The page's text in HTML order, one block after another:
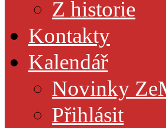
Z historie
Kontakty
Kalendář
Novinky
Přihlásit